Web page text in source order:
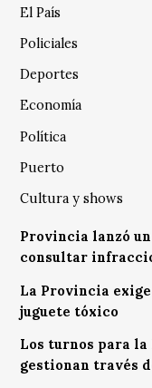
El País
Policiales
Deportes
Economía
Política
Puerto
Cultura y shows
Provincia lanzó
consultar
La Provincia
juguete tóxico
Los turnos para
gestionan través